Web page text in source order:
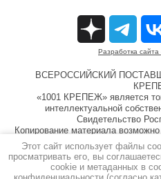
Разработка сайта
ВСЕРОССИЙСКИЙ
«1001 КРЕПЕЖ» является
интеллектуальной
Свидетельство
Копирование материала
компании ООО
Информация на сайте
Copyright ©
Этот сайт использует файлы
просматривать его, вы
cookie и метаданных в